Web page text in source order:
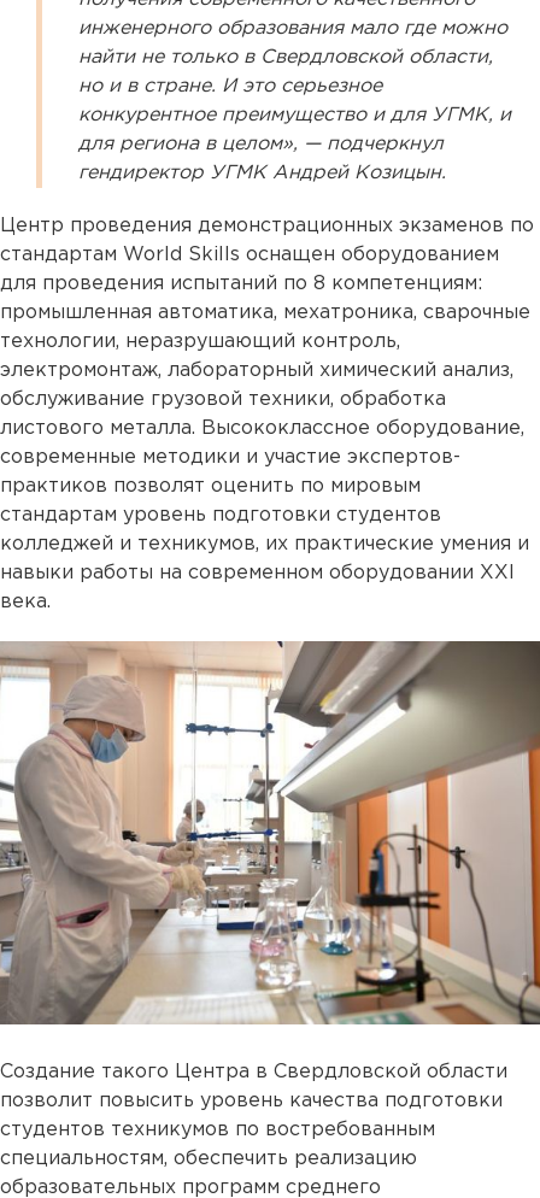
инженерного образования мало где можно
найти не только в Свердловской области,
но и в стране. И это серьезное
конкурентное преимущество и для УГМК, и
для региона в целом», — подчеркнул
гендиректор УГМК Андрей Козицын.
Центр проведения демонстрационных экзаменов по
стандартам World Skills оснащен оборудованием
для проведения испытаний по 8 компетенциям:
промышленная автоматика, мехатроника, сварочные
технологии, неразрушающий контроль,
электромонтаж, лабораторный химический анализ,
обслуживание грузовой техники, обработка
листового металла. Высококлассное оборудование,
современные методики и участие экспертов-
практиков позволят оценить по мировым
стандартам уровень подготовки студентов
колледжей и техникумов, их практические умения и
навыки работы на современном оборудовании XXI
века.
Создание такого Центра в Свердловской области
позволит повысить уровень качества подготовки
студентов техникумов по востребованным
специальностям, обеспечить реализацию
образовательных программ среднего